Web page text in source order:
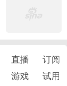
直播
订阅
游戏 试用